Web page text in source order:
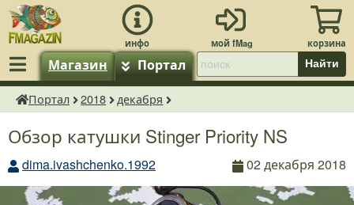
Магазин Портал Найти
fMagazin.ru
Портал 2018 декабря
Обзор катушки Stinger Priority NS
dima.ivashchenko.1992 02 декабря 2018